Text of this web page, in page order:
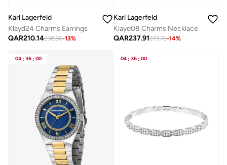
Karl Lagerfeld
Klayd24 Charms Earrings
QAR210.14238.86-13%
Karl Lagerfeld
Klayd08 Charms Necklace
QAR237.91273.76-14%
04 : 36 : 00 04 : 36 : 00